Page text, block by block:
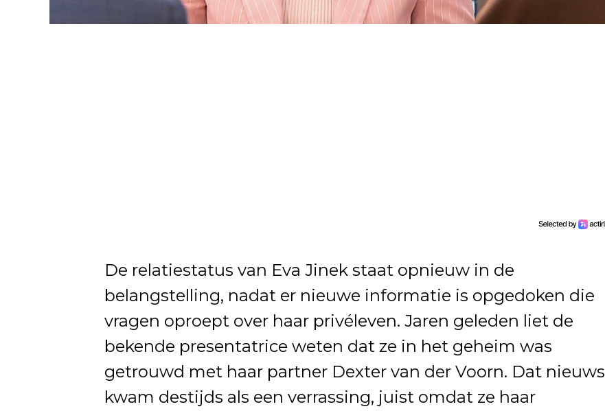
De relatiestatus van Eva Jinek staat opnieuw in de
belangstelling, nadat er nieuwe informatie is opgedoken die
vragen oproept over haar privéleven. Jaren geleden liet de
bekende presentatrice weten dat ze in het geheim was
getrouwd met haar partner Dexter van der Voorn. Dat nieuws
kwam destijds als een verrassing, juist omdat ze haar